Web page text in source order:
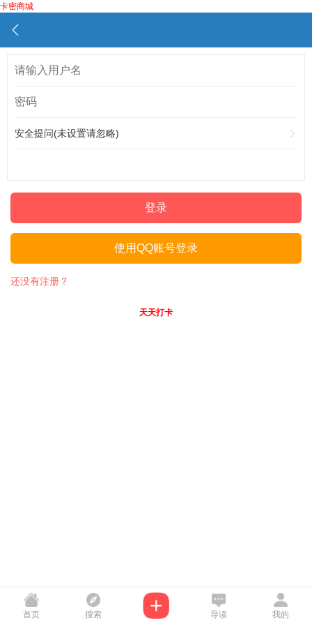
卡密商城
安全提问(未设置请忽略)
登录
使用QQ账号登录
还没有注册？
天天打卡
首页 搜索 导读 我的